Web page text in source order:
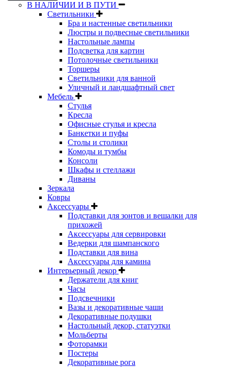
В НАЛИЧИИ И В ПУТИ
Светильники
Бра и настенные светильники
Люстры и подвесные светильники
Настольные лампы
Подсветка для картин
Потолочные светильники
Торшеры
Светильники для ванной
Уличный и ландшафтный свет
Мебель
Стулья
Кресла
Офисные стулья и кресла
Банкетки и пуфы
Столы и столики
Комоды и тумбы
Консоли
Шкафы и стеллажи
Диваны
Зеркала
Ковры
Аксессуары
Подставки для зонтов и вешалки для
прихожей
Аксессуары для сервировки
Ведерки для шампанского
Подставки для вина
Аксессуары для камина
Интерьерный декор
Держатели для книг
Часы
Подсвечники
Вазы и декоративные чаши
Декоративные подушки
Настольный декор, статуэтки
Мольберты
Фоторамки
Постеры
Декоративные рога